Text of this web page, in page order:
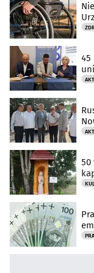
45
50